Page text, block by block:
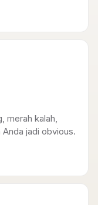
merah kalah,
jadi obvious.